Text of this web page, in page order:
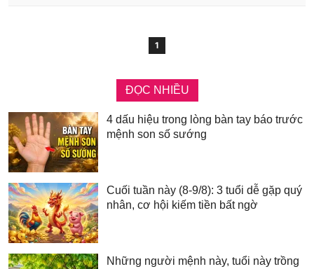
1
ĐỌC NHIỀU
4 dấu hiệu trong lòng bàn tay báo trước
mệnh son số sướng
Cuối tuần này (8-9/8): 3 tuổi dễ gặp quý
nhân, cơ hội kiếm tiền bất ngờ
Những người mệnh này, tuổi này trồng